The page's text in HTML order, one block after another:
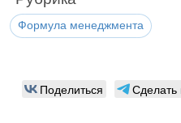
Формула менеджмента
Поделиться Сделать